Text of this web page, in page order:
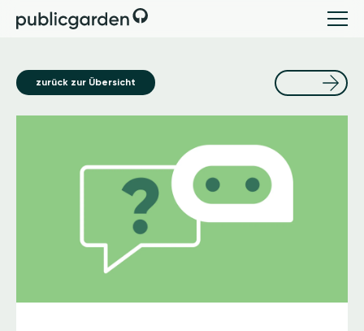
zurück zur Übersicht